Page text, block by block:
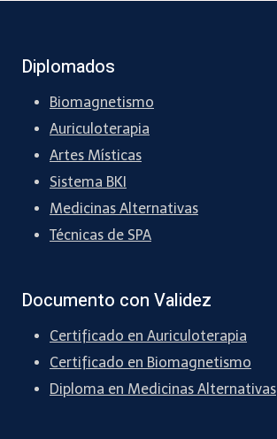
Diplomados
Biomagnetismo
Auriculoterapia
Artes Místicas
Sistema BKI
Medicinas Alternativas
Técnicas de SPA
Documento con Validez
Certificado en Auriculoterapia
Certificado en Biomagnetismo
Diploma en Medicinas Alternativas